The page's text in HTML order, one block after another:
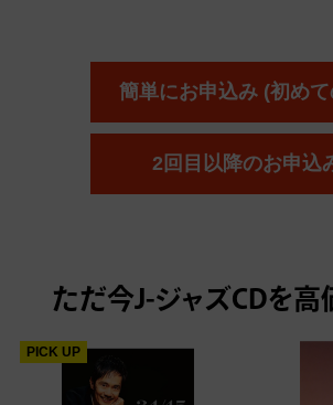
簡単にお申込み (初め
2回目以降のお申込
ただ今J-ジャズCDを高
PICK UP